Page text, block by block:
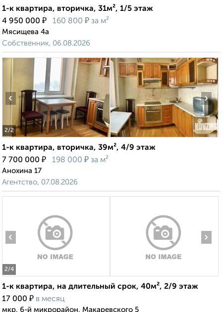
1-к квартира, вторичка, 31м², 1/5 этаж
4 950 000 ₽ 160 800 ₽ за м²
Мясищева 4а
Собственник, 06.08.2026
2/2
‹ ›
1-к квартира, вторичка, 39м², 4/9 этаж
7 700 000 ₽ 198 000 ₽ за м²
Анохина 17
Агентство, 07.08.2026
2/4
‹ ›
1-к квартира, на длительный срок, 40м², 2/9 этаж
17 000 ₽ в месяц
мкр. 6-й микрорайон, Макаревского 5